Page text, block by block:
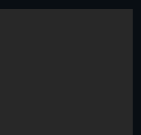
生実校歌